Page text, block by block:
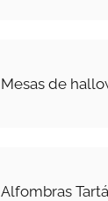
Mesas de
Alfombras